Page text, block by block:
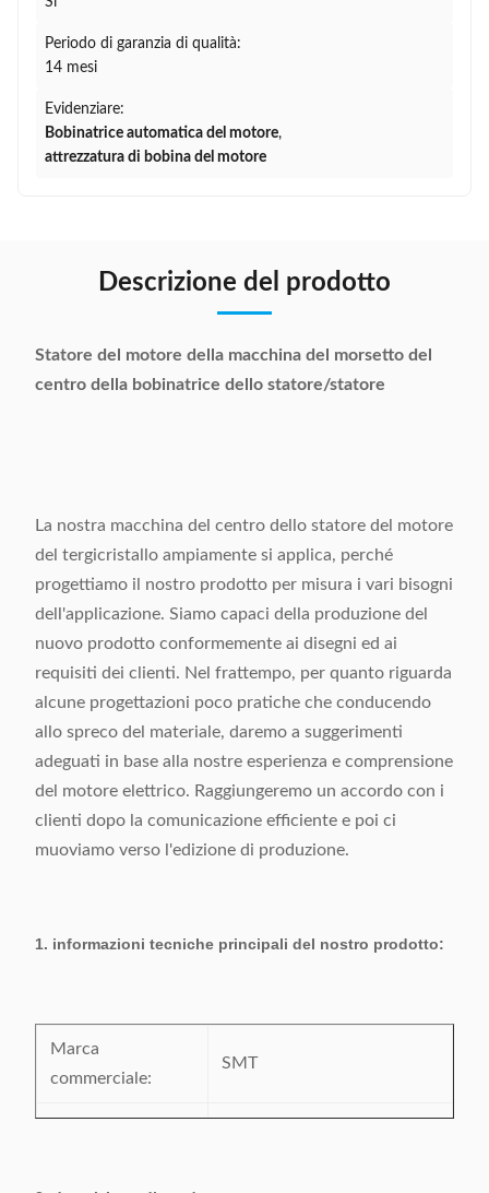
Periodo di garanzia di qualità:
14 mesi
Evidenziare:
Bobinatrice automatica del motore,
attrezzatura di bobina del motore
Descrizione del prodotto
Statore del motore della macchina del morsetto del
centro della bobinatrice dello statore/statore
La nostra macchina del centro dello statore del motore
del tergicristallo ampiamente si applica, perché
progettiamo il nostro prodotto per misura i vari bisogni
dell'applicazione. Siamo capaci della produzione del
nuovo prodotto conformemente ai disegni ed ai
requisiti dei clienti. Nel frattempo, per quanto riguarda
alcune progettazioni poco pratiche che conducendo
allo spreco del materiale, daremo a suggerimenti
adeguati in base alla nostre esperienza e comprensione
del motore elettrico. Raggiungeremo un accordo con i
clienti dopo la comunicazione efficiente e poi ci
muoviamo verso l'edizione di produzione.
1. informazioni tecniche principali del nostro prodotto:
Marca
commerciale:
SMT